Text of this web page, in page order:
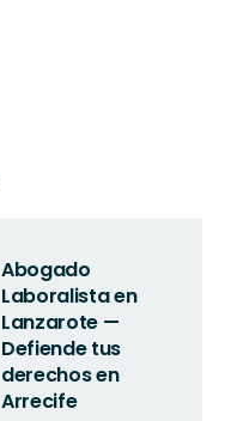
Abogado
Laboralista en
Lanzarote —
Defiende tus
derechos en
Arrecife